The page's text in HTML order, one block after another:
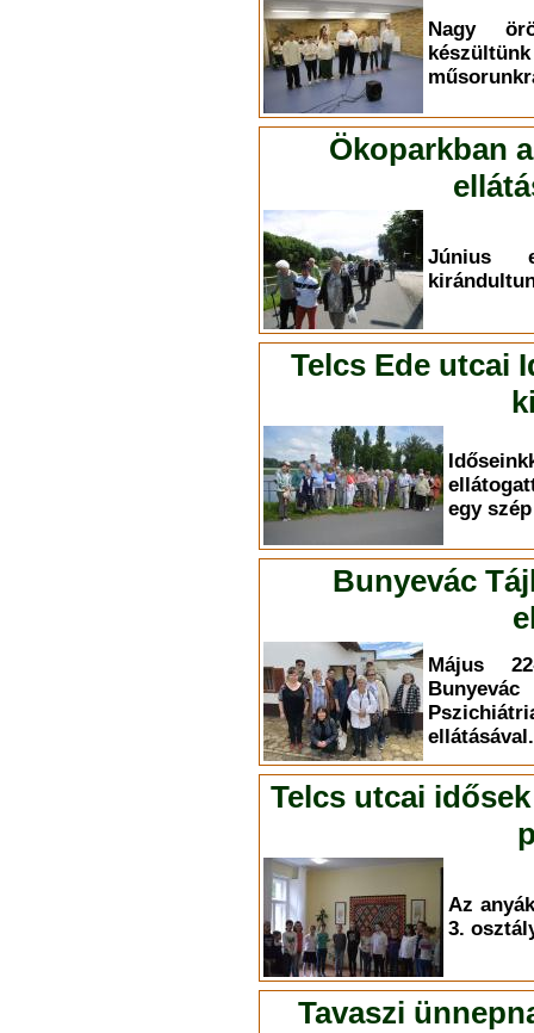
Nagy
Ökoparkban
Június
Telcs Ede utcai
egy
Bunyevác
Május
ellátásával.
Telcs utcai
Az
3.
Tavaszi